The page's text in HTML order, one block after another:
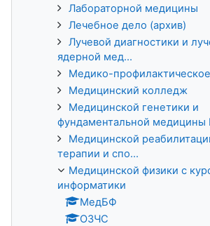
Лабораторной медицины
Лечебное дело (архив)
Лучевой диагностики и
ядерной мед...
Медико-
Медицинский колледж
Медицинской генетики и
фундаментальной
Медицинской
терапии и спо...
Медицинской физики с
информатики
МедБФ
ОЗЧС